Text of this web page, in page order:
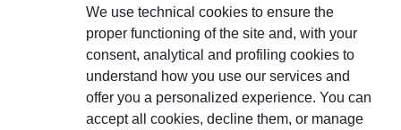
Partecipa alla discussione
We use technical cookies to ensure the
proper functioning of the site and, with your
consent, analytical and profiling cookies to
understand how you use our services and
offer you a personalized experience. You can
accept all cookies, decline them, or manage